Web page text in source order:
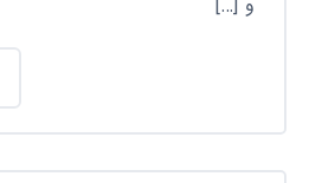
و […]